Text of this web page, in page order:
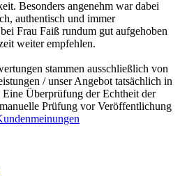
Besonders angenehm war dabei
authentisch und immer
Frau Faiß rundum gut aufgehoben
weiter empfehlen.
stammen ausschließlich von
/ unser Angebot tatsächlich in
Überprüfung der Echtheit der
Prüfung vor Veröffentlichung